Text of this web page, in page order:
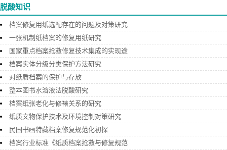
脱酸知识
档案修复用纸选配存在的问题及对策研究
一张机制纸档案的修复用纸研究
国家重点档案抢救修复技术集成的实现途
档案实体分级分类保护方法研究
对纸质档案的保护与存放
整本图书水溶液法脱酸研究
档案纸张老化与修裱关系的研究
纸质文物保护技术及环境控制对策研究
民国书画特藏档案修复规范化初探
档案行业标准《纸质档案抢救与修复规范